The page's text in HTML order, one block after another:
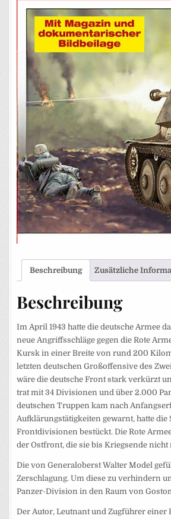
Beschreibung Zusätzliche
Beschreibung
Im April 1943 hatte die deutsche Armee
neue Angriffsschläge gegen die Rote
Kursk in einer Breite von rund 200
letzten deutschen Großoffensive des
wäre die deutsche Front stark verkürzt
trat mit 34 Divisionen und über 2.000
deutschen Truppen kam nach
Aufklärungstätigkeiten gewarnt, hatte
Frontdivisionen bestückt. Die Rote
der Ostfront, die sie bis Kriegsende nicht
Die von Generaloberst Walter Model
Zerschlagung. Um diese zu verhindern
Panzer-Division in den Raum von
Der Autor, Leutnant und Zugführer